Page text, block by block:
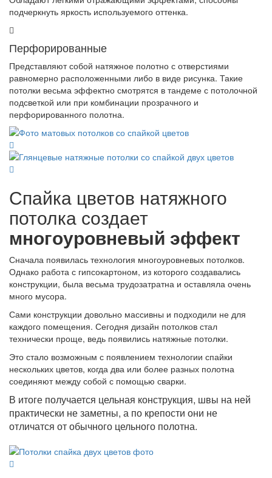
подчеркнуть яркость используемого оттенка.
Перфорированные
Представляют собой натяжное полотно с отверстиями
равномерно расположенными либо в виде рисунка. Такие
потолки весьма эффектно смотрятся в тандеме с потолочной
подсветкой или при комбинации прозрачного и
перфорированного полотна.
Спайка цветов натяжного
потолка создает
многоуровневый эффект
Сначала появилась технология многоуровневых потолков.
Однако работа с гипсокартоном, из которого создавались
конструкции, была весьма трудозатратна и оставляла очень
много мусора.
Сами конструкции довольно массивны и подходили не для
каждого помещения. Сегодня дизайн потолков стал
технически проще, ведь появились натяжные потолки.
Это стало возможным с появлением технологии спайки
нескольких цветов, когда два или более разных полотна
соединяют между собой с помощью сварки.
В итоге получается цельная конструкция, швы на ней
практически не заметны, а по крепости они не
отличатся от обычного цельного полотна.